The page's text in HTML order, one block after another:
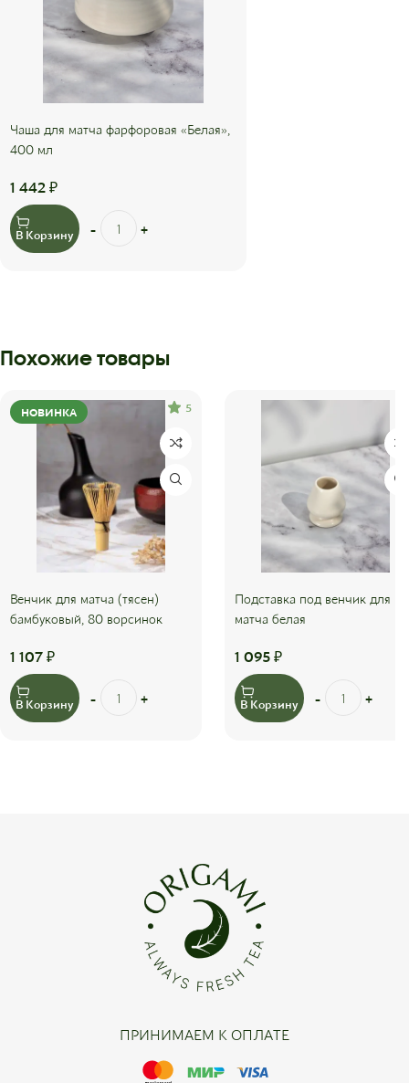
Чаша для матча фарфоровая «Белая»,
400 мл
1 442 ₽
В Корзину
Похожие товары
НОВИНКА 5
Венчик для матча (тясен)
бамбуковый, 80 ворсинок
1 107 ₽
В Корзину
Подставка под венчик для
матча белая
1 095 ₽
В Корзину
ПРИНИМАЕМ К ОПЛАТЕ